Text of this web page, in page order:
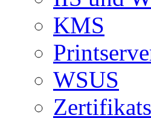
KMS
WSUS